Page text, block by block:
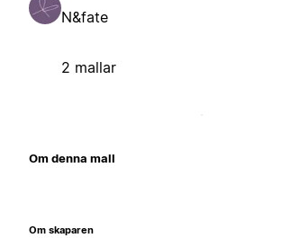
N&fate
2 mallar
Om denna mall
Om skaparen